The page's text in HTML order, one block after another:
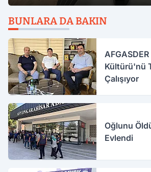
BUNLARA DA BAKIN
Kültürü'nü
Çalışıyor
Oğlunu
Evlendi